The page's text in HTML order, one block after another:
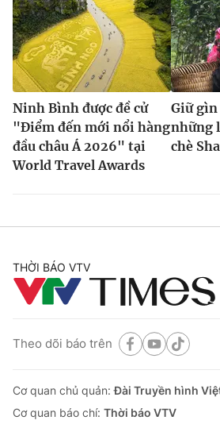
Ninh Bình được đề cử
"Điểm đến mới nổi hàng
đầu châu Á 2026" tại
World Travel Awards
Giữ gìn
những
chè
THỜI BÁO VTV
Theo dõi báo trên
Cơ quan chủ quản:Đài Truyền hình
Cơ quan báo chí: Thời báo VTV